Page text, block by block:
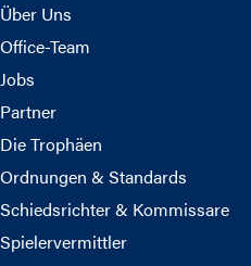
Über Uns
Office-Team
Jobs
Partner
Die Trophäen
Ordnungen & Standards
Schiedsrichter & Kommissare
Spielervermittler